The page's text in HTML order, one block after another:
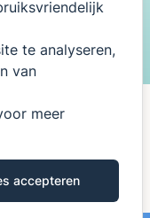
te analyseren,
van
meer
accepteren
TQIS